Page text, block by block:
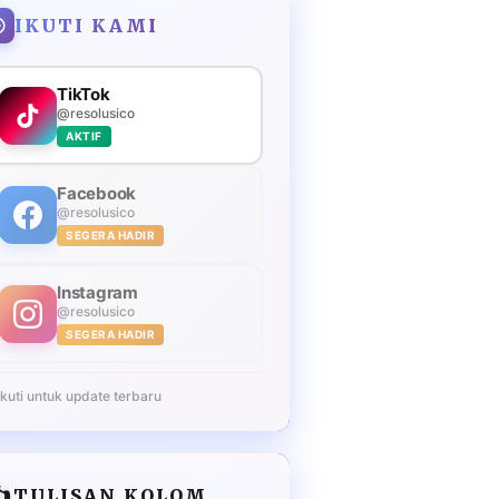
IKUTI KAMI
TikTok
@resolusico
AKTIF
Facebook
@resolusico
SEGERA HADIR
Instagram
@resolusico
SEGERA HADIR
untuk update terbaru